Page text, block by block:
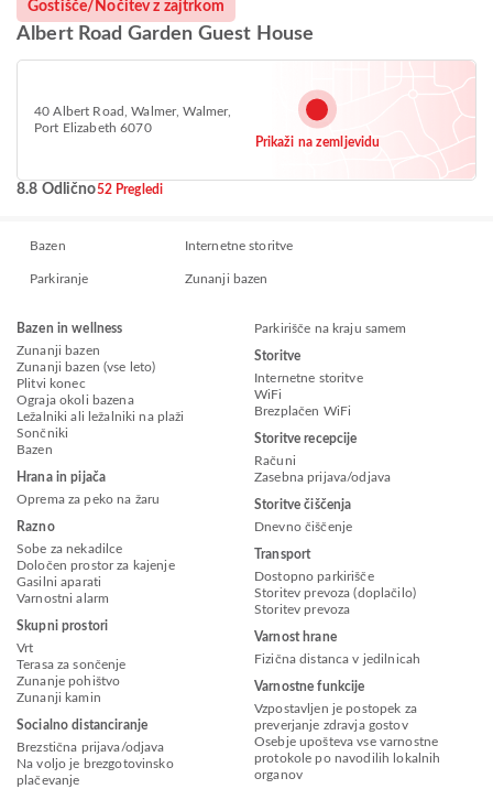
Gostišče/Nočitev z zajtrkom
Albert Road Garden Guest House
40 Albert Road, Walmer, Walmer,
Port Elizabeth 6070
Prikaži na zemljevidu
8.8 Odlično52 Pregledi
Bazen Internetne storitve
Parkiranje Zunanji bazen
Bazen in wellness
Zunanji bazen
Zunanji bazen (vse leto)
Plitvi konec
Ograja okoli bazena
Ležalniki ali ležalniki na plaži
Sončniki
Bazen
Hrana in pijača
Oprema za peko na žaru
Razno
Sobe za nekadilce
Določen prostor za kajenje
Gasilni aparati
Varnostni alarm
Skupni prostori
Vrt
Terasa za sončenje
Zunanje pohištvo
Zunanji kamin
Socialno distanciranje
Brezstična prijava/odjava
Na voljo je brezgotovinsko
plačevanje
Parkirišče na kraju samem
Storitve
Internetne storitve
WiFi
Brezplačen WiFi
Storitve recepcije
Računi
Zasebna prijava/odjava
Storitve čiščenja
Dnevno čiščenje
Transport
Dostopno parkirišče
Storitev prevoza (doplačilo)
Storitev prevoza
Varnost hrane
Fizična distanca v jedilnicah
Varnostne funkcije
Vzpostavljen je postopek za
preverjanje zdravja gostov
Osebje upošteva vse varnostne
protokole po navodilih lokalnih
organov